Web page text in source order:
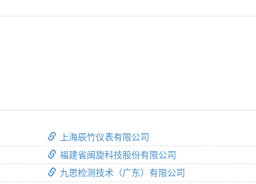
上海辰竹仪表有限公司
福建省闽旋科技股份有限公司
九思检测技术（广东）有限公司